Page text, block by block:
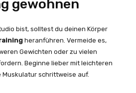
gewöhnen
bist, solltest du deinen Körper
heranführen. Vermeide es,
Gewichten oder zu vielen
Beginne lieber mit leichteren
schrittweise auf.